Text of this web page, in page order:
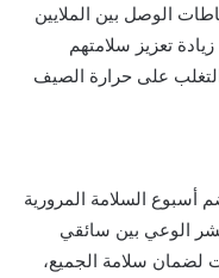
الوصل بين الملايين
تعزيز سلامتهم
على حرارة الصيف
سيضم أسبوع السلامة المرورية
الوعي بين سائقي
لضمان سلامة الجميع،